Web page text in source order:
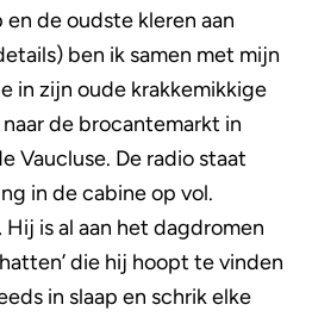
de oudste kleren aan
ben ik samen met mijn
in zijn oude krakkemikkige
de brocantemarkt in
Vaucluse. De radio staat
in de cabine op vol.
is al aan het dagdromen
die hij hoopt te vinden
in slaap en schrik elke